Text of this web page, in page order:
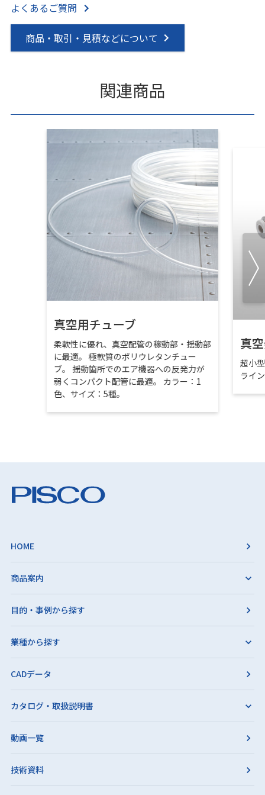
よくあるご質問
商品・取引・見積などについて
関連商品
真空用チューブ
柔軟性に優れ、真空配管の稼動部・揺動部
に最適。 極軟質のポリウレタンチュー
ブ。 揺動箇所でのエア機器への反発力が
弱くコンパクト配管に最適。 カラー：1
色、サイズ：5種。
真
超小
ライ
HOME
商品案内
目的・事例から探す
業種から探す
CADデータ
カタログ・取扱説明書
動画一覧
技術資料